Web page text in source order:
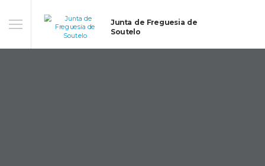
Junta de Freguesia de
Soutelo